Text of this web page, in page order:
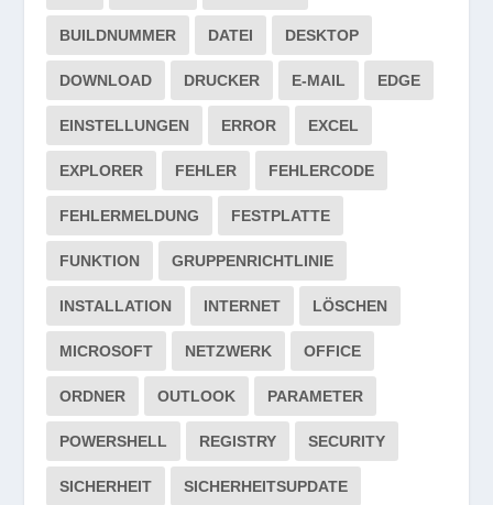
BUILDNUMMER DATEI DESKTOP
DOWNLOAD DRUCKER E-MAIL EDGE
EINSTELLUNGEN ERROR EXCEL
EXPLORER FEHLER FEHLERCODE
FEHLERMELDUNG FESTPLATTE
FUNKTION GRUPPENRICHTLINIE
INSTALLATION INTERNET LÖSCHEN
MICROSOFT NETZWERK OFFICE
ORDNER OUTLOOK PARAMETER
POWERSHELL REGISTRY SECURITY
SICHERHEIT SICHERHEITSUPDATE